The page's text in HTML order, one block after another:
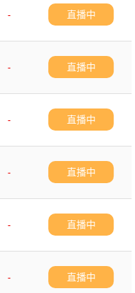
-
直播中
-
直播中
-
直播中
-
直播中
-
直播中
-
直播中